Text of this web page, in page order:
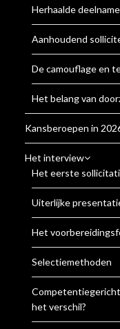
Herhaalde
Aanhoudend
De camouflage en
Het belang van
Kansberoepen in
Het interview
Het eerste
Uiterlijke
Het
Selectiemethoden
het verschil?